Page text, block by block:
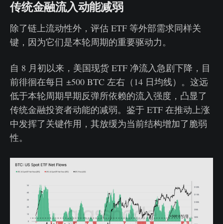
传统金融流入动能减弱
除了链上流动性外，评估 ETF 等外部需求同样关
键，因为它们是本轮周期的重要驱动力。
自 8 月初以来，美国现货 ETF 净流入急剧下降，目
前徘徊在每日 ±500 BTC 左右（14 日均线）。这远
低于本轮周期早期反弹所依赖的流入强度，凸显了
传统金融投资者动能的减弱。鉴于 ETF 在推动上涨
中发挥了关键作用，其放缓为当前结构增加了脆弱
性。